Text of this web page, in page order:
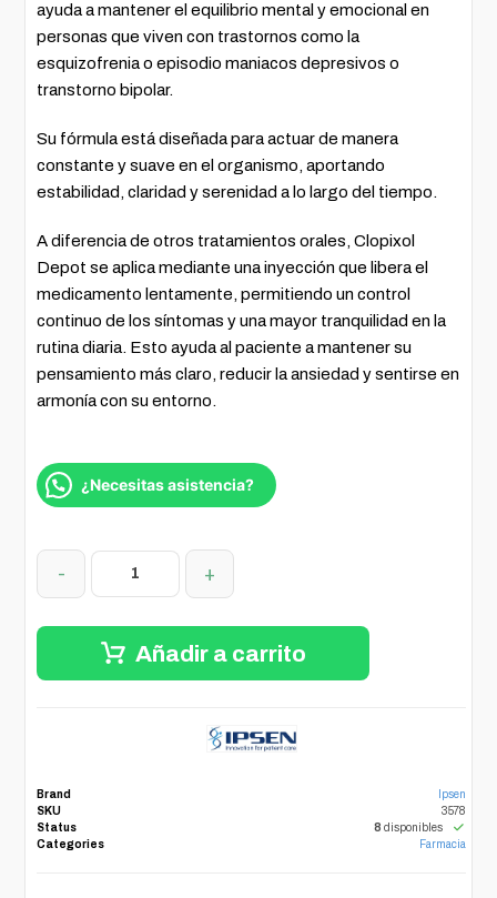
ayuda a mantener el equilibrio mental y emocional en
personas que viven con trastornos como la
esquizofrenia o episodio maniacos depresivos o
transtorno bipolar.
Su fórmula está diseñada para actuar de manera
constante y suave en el organismo, aportando
estabilidad, claridad y serenidad a lo largo del tiempo.
A diferencia de otros tratamientos orales, Clopixol
Depot se aplica mediante una inyección que libera el
medicamento lentamente, permitiendo un control
continuo de los síntomas y una mayor tranquilidad en la
rutina diaria. Esto ayuda al paciente a mantener su
pensamiento más claro, reducir la ansiedad y sentirse en
armonía con su entorno.
¿Necesitas asistencia?
- +
Añadir a carrito
Brand
Ipsen
SKU
3578
Status
8 disponibles
Categories
Farmacia